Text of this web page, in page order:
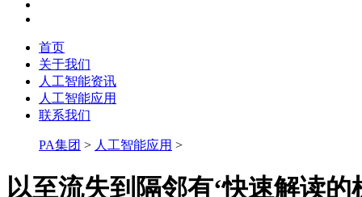
首页
关于我们
人工智能资讯
人工智能应用
联系我们
PA集团 > 人工智能应用 >
以至流失到隔邻有‘快速解读的